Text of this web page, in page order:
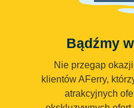
Bądźmy
Nie przegap
klientów AFerry,
atrakcyjnych